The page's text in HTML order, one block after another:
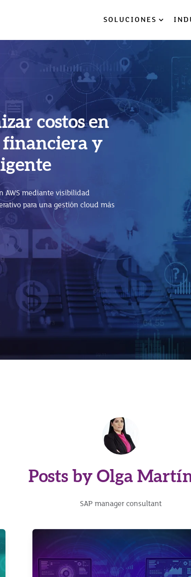
SOLUCIONES
la nube: 5
tu
costos en
y
AWS mediante visibilidad
para una gestión cloud más
Platform
la innovación
BTP) impulsa la innovación,
el ERP.
Posts by Olga
SAP manager consultant